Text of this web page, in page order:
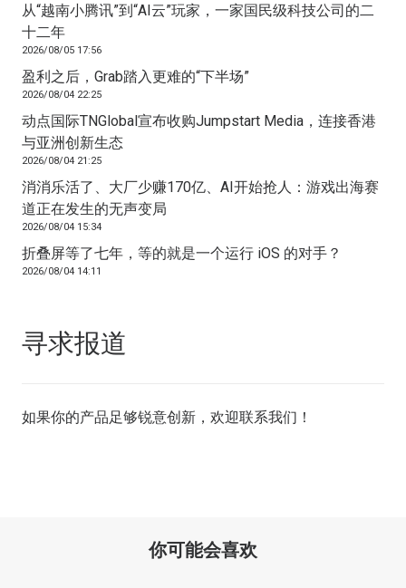
从“越南小腾讯”到“AI云”玩家，一家国民级科技公司的二
十二年
2026/08/05 17:56
盈利之后，Grab踏入更难的“下半场”
2026/08/04 22:25
动点国际TNGlobal宣布收购Jumpstart Media，连接香港
与亚洲创新生态
2026/08/04 21:25
消消乐活了、大厂少赚170亿、AI开始抢人：游戏出海赛
道正在发生的无声变局
2026/08/04 15:34
折叠屏等了七年，等的就是一个运行 iOS 的对手？
2026/08/04 14:11
寻求报道
如果你的产品足够锐意创新，欢迎联系我们 ！
你可能会喜欢